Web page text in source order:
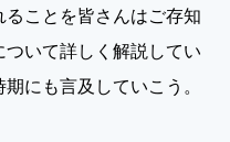
ことを皆さんはご存知
いて詳しく解説してい
にも言及していこう。